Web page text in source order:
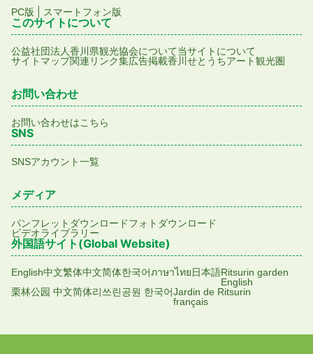
PC版 スマートフォン版
このサイトについて
公益社団法人香川県観光協会について当サイトについて
サイトマップ関連リンク集広告掲載香川せとうちアート観光圏
お問い合わせ
お問い合わせはこちら
SNS
SNSアカウント一覧
メディア
パンフレットダウンロードフォトダウンロード
ビデオライブラリー
外国語サイト(Global Website)
English中文繁体中文简体한국어ภาษาไทย日本語Ritsurin garden
English
栗林公园 中文简体리쓰린공원 한국어Jardin de Ritsurin
français